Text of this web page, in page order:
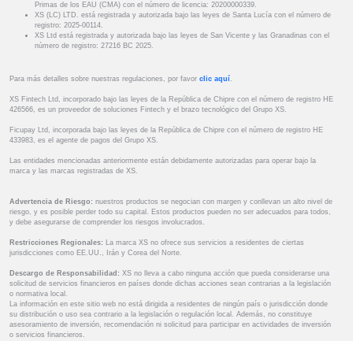
Primas de los EAU (CMA) con el número de licencia: 20200000339.
XS (LC) LTD. está registrada y autorizada bajo las leyes de Santa Lucía con el número de
registro: 2025-00114.
XS Ltd está registrada y autorizada bajo las leyes de San Vicente y las Granadinas con el
número de registro: 27216 BC 2025.
Para más detalles sobre nuestras regulaciones, por favor clic aquí .
XS Fintech Ltd, incorporado bajo las leyes de la República de Chipre con el número de registro HE
426566, es un proveedor de soluciones Fintech y el brazo tecnológico del Grupo XS.
Ficupay Ltd, incorporada bajo las leyes de la República de Chipre con el número de registro HE
433983, es el agente de pagos del Grupo XS.
Las entidades mencionadas anteriormente están debidamente autorizadas para operar bajo la
marca y las marcas registradas de XS.
Advertencia de Riesgo: nuestros productos se negocian con margen y conllevan un alto nivel de
riesgo, y es posible perder todo su capital. Estos productos pueden no ser adecuados para todos,
y debe asegurarse de comprender los riesgos involucrados.
Restricciones Regionales: La marca XS no ofrece sus servicios a residentes de ciertas
jurisdicciones como EE.UU., Irán y Corea del Norte.
Descargo de Responsabilidad: XS no lleva a cabo ninguna acción que pueda considerarse una
solicitud de servicios financieros en países donde dichas acciones sean contrarias a la legislación
o normativa local.
La información en este sitio web no está dirigida a residentes de ningún país o jurisdicción donde
su distribución o uso sea contrario a la legislación o regulación local. Además, no constituye
asesoramiento de inversión, recomendación ni solicitud para participar en actividades de inversión
o servicios financieros.